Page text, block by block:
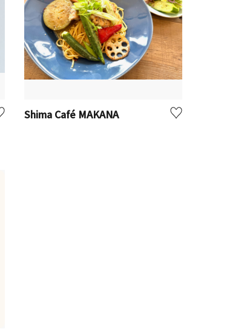
Shima Café MAKANA